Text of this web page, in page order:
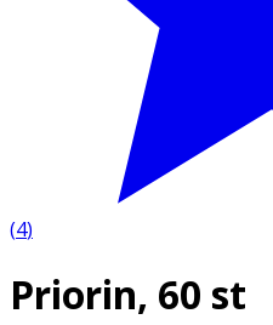
(4)
Priorin, 60 st